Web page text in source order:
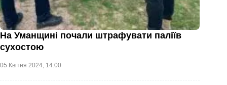
На Уманщині почали штрафувати паліїв
сухостою
05 Квітня 2024, 14:00